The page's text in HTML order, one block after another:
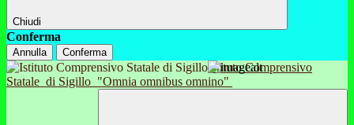
Chiudi
Conferma
Annulla Conferma
Istituto Comprensivo
Statale di Sigillo "Omnia omnibus omnino"